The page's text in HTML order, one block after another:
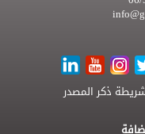
ذكر المصدر